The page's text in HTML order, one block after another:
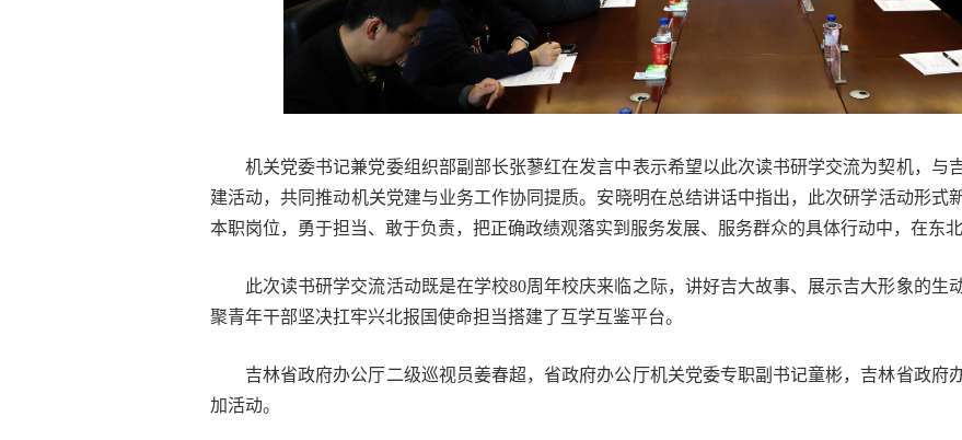
机关党委书记兼党委组织部副部长张蓼红在发言中表示希望以此次读书研学交流为契机，与
建活动，共同推动机关党建与业务工作协同提质。安晓明在总结讲话中指出，此次研学活动形式
本职岗位，勇于担当、敢于负责，把正确政绩观落实到服务发展、服务群众的具体行动中，在东
此次读书研学交流活动既是在学校80周年校庆来临之际，讲好吉大故事、展示吉大形象的生
聚青年干部坚决扛牢兴北报国使命担当搭建了互学互鉴平台。
吉林省政府办公厅二级巡视员姜春超，省政府办公厅机关党委专职副书记童彬，吉林省政府
加活动。